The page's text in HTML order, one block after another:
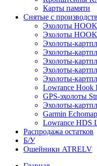
Карты памяти
Снятые с
Эхолоты
Эхолоты HOOK
Эхолоты-
Эхолоты-
Эхолоты-
Эхолоты-
Эхолоты-
Lowrance Hook
GPS-эхолоты
Эхолоты-
Garmin
Lowrance HDS
Распродажа остатков
Б/У
Ошейники ATRELV